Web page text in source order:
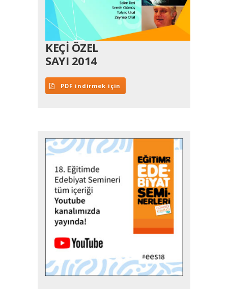
KEÇİ ÖZEL
SAYI 2014
PDF indirmek için